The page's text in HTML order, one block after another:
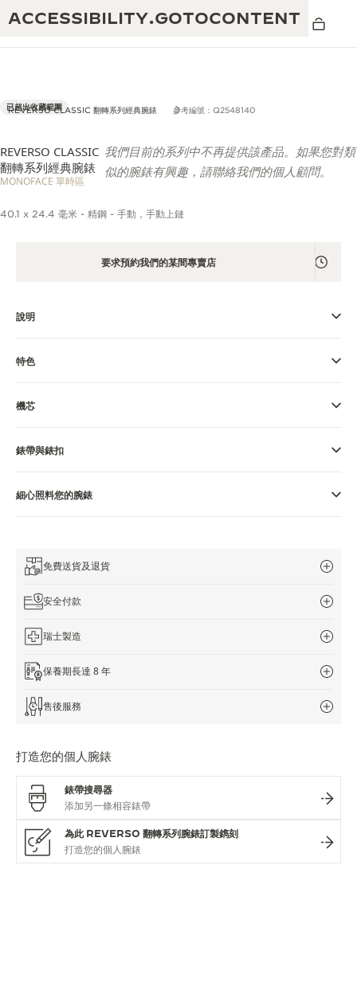
ACCESSIBILITY.GOTOCONTENT
積家保養服務
黃金比例音樂表演
REVERSO 1931 CAFÉ
《THE PERPETUAL TIMEKEEPER》
THE PRECISION PIONEER
卓越工藝：逾 190 年歷史
精湛工藝：108 種工藝
REVERSO CLASSIC 翻轉系列經典腕錶 參考編號：Q2548140
已超出收藏範圍
REVERSO CLASSIC
翻轉系列經典腕錶
MONOFACE 單時區
我們目前的系列中不再提供該產品。如果您對類
似的腕錶有興趣，請聯絡我們的個人顧問。
40.1 x 24.4 毫米 - 精鋼 - 手動，手動上鏈
要求預約我們的某間專賣店
說明
特色
機芯
錶帶與錶扣
細心照料您的腕錶
免費送貨及退貨
安全付款
瑞士製造
保養期長達 8 年
售後服務
打造您的個人腕錶
錶帶搜尋器
為此 REVERSO 翻轉系列腕錶訂製鐫刻